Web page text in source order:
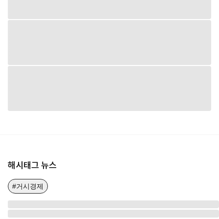
해시태그 뉴스
#거시경제